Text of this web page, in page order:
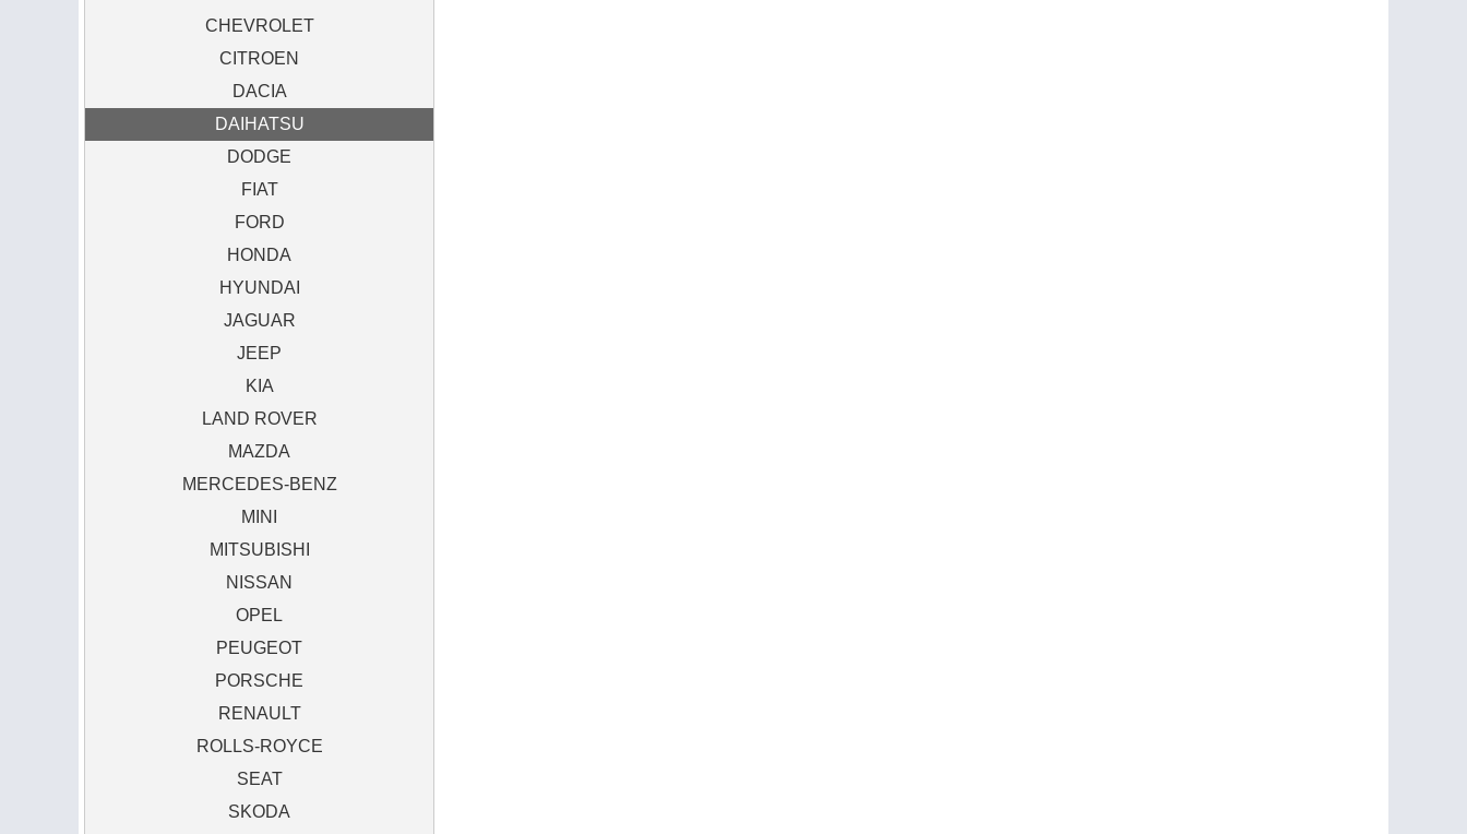
CHEVROLET
CITROEN
DACIA
DAIHATSU
DODGE
FIAT
FORD
HONDA
HYUNDAI
JAGUAR
JEEP
KIA
LAND ROVER
MAZDA
MERCEDES-BENZ
MINI
MITSUBISHI
NISSAN
OPEL
PEUGEOT
PORSCHE
RENAULT
ROLLS-ROYCE
SEAT
SKODA